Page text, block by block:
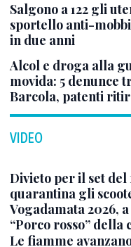
Salgono a 122 gli
sportello anti-
in due anni
Alcol e droga alla
movida: 5 denunce
Barcola, patenti
VIDEO
Divieto per il set
quarantina gli
Vogadamata 2026,
“Porco rosso”
Le fiamme